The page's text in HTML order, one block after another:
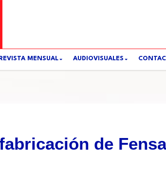
REVISTA MENSUAL AUDIOVISUALES
de